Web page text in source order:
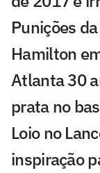
Punições
Hamilton
Atlanta 30
prata no
Loio no
inspiração